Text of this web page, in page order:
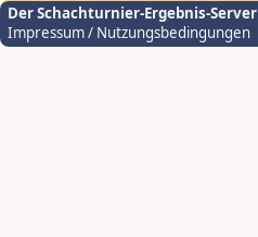
Der Schachturnier-Ergebnis-Server
Impressum / Nutzungsbedingungen